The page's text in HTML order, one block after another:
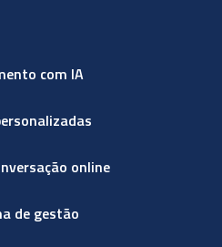
com IA
online
de gestão